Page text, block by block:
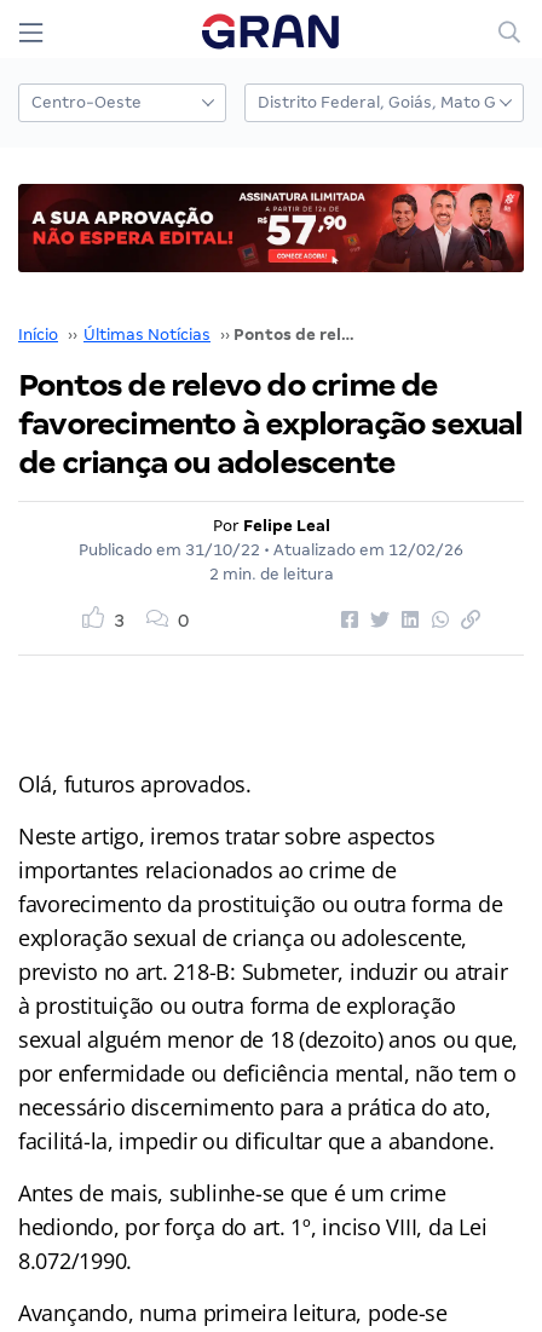
Início ›› Últimas Notícias ›› Pontos de relevo do crime de favorecimento à exploração sexual de criança ou adolescente
Pontos de relevo do crime de
favorecimento à exploração sexual
de criança ou adolescente
Por Felipe Leal
Publicado em 31/10/22 • Atualizado em 12/02/26
2 min. de leitura
3 0
Olá, futuros aprovados.
Neste artigo, iremos tratar sobre aspectos
importantes relacionados ao crime de
favorecimento da prostituição ou outra forma de
exploração sexual de criança ou adolescente,
previsto no art. 218-B: Submeter, induzir ou atrair
à prostituição ou outra forma de exploração
sexual alguém menor de 18 (dezoito) anos ou que,
por enfermidade ou deficiência mental, não tem o
necessário discernimento para a prática do ato,
facilitá-la, impedir ou dificultar que a abandone.
Antes de mais, sublinhe-se que é um crime
hediondo, por força do art. 1º, inciso VIII, da Lei
8.072/1990.
Avançando, numa primeira leitura, pode-se